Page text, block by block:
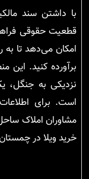
با داشتن سند
قطعیت حقوقی
امکان می‌دهد تا به
برآورده کنید.
نزدیکی به جنگل،
است. برای
مشاوران املاک
خرید ویلا در